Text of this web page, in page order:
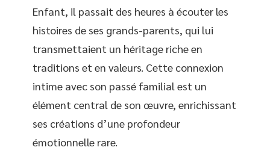
Enfant, il passait des heures à écouter les
histoires de ses grands-parents, qui lui
transmettaient un héritage riche en
traditions et en valeurs. Cette connexion
intime avec son passé familial est un
élément central de son œuvre, enrichissant
ses créations d’une profondeur
émotionnelle rare.